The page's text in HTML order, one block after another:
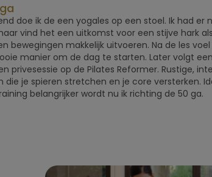
doe ik de een yogales op een stoel. Ik had er
vind het een uitkomst voor een stijve hark
bewegingen makkelijk uitvoeren. Na de les
manier om de dag te starten. Later volgt
privesessie op de Pilates Reformer. Rustige,
die je spieren stretchen en je core versterken.
belangrijker wordt nu ik richting de 50 ga.